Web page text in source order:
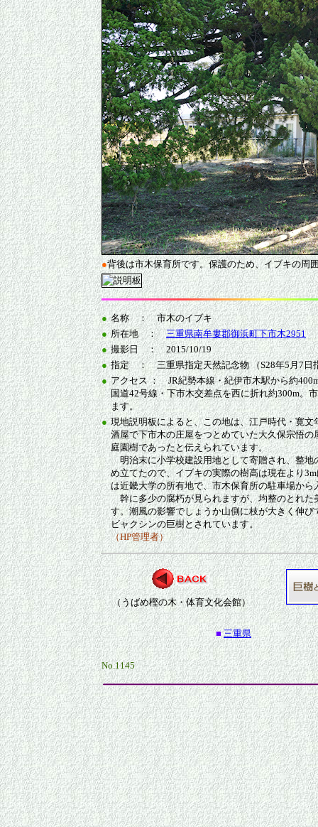
●背後は市木保育所です。保護のため、イブキの周
● 名称 ： 市木のイブキ
● 所在地 ：三重県南牟婁郡御浜町下市木2951
● 撮影日 ： 2015/10/19
● 指定 ： 三重県指定天然記念物 （S28年5月7日
● アクセス ： JR紀勢本線・紀伊市木駅から約
国道42号線・下市木交差点を西に折れ約300m。
ます。
● 現地説明板によると、この地は、江戸時代・寛文
酒屋で下市木の庄屋をつとめていた大久保宗悟の
庭園樹であったと伝えられています。
明治末に小学校建設用地として寄贈され、整地
め立てたので、イブキの実際の樹高は現在より
は近畿大学の所有地で、市木保育所の駐車場から
幹に多少の腐朽が見られますが、均整のとれた
す。潮風の影響でしょうか山側に枝が大きく伸び
ビャクシンの巨樹とされています。
（HP管理者）
（うばめ樫の木・体育文化会館）
■ 三重県
No.1145